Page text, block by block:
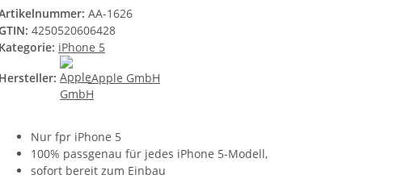
AA-1626
4250520606428
Kategorie: iPhone 5
Hersteller:
Apple GmbH
Nur fpr iPhone 5
100% passgenau für jedes iPhone 5-Modell,
sofort bereit zum Einbau